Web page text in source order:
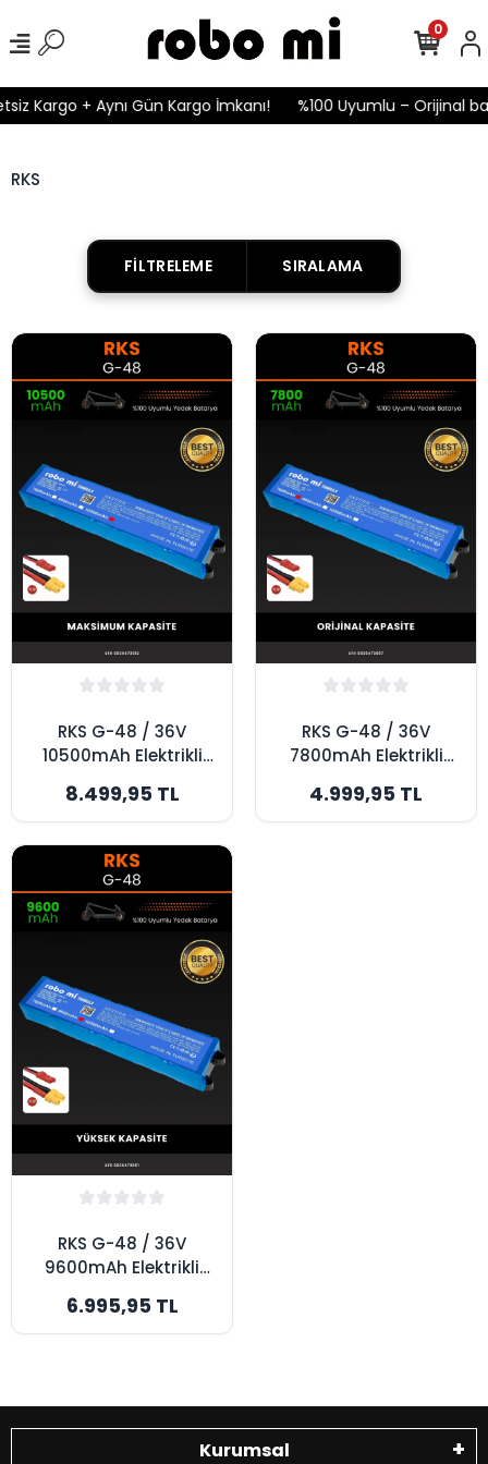
Kargo + Aynı Gün Kargo İmkanı! %100 Uyumlu – Orijinal
0
RKS
FILTRELEME SIRALAMA
RKS G-48 / 36V
10500mAh Elektrikli
Maksimum Kapasite
8.499,95 TL
RKS G-48 / 36V
7800mAh Elektrikli
Orijinal Kapasite
4.999,95 TL
RKS G-48 / 36V
9600mAh Elektrikli
Yüksek Kapasite
6.995,95 TL
Kurumsal